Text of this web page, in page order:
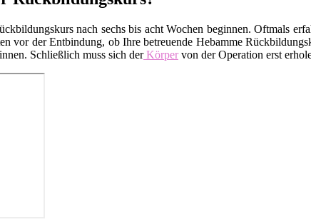
nach sechs bis acht Wochen beginnen. Oftmals
vor der Entbindung, ob Ihre betreuende Hebamme
Schließlich muss sich derKörpervon der Operation erst